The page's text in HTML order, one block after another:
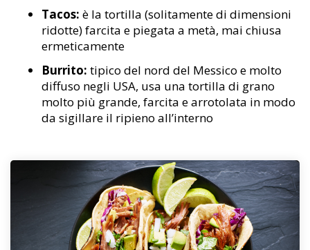
Tacos: è la tortilla (solitamente di dimensioni
ridotte) farcita e piegata a metà, mai chiusa
ermeticamente
Burrito: tipico del nord del Messico e molto
diffuso negli USA, usa una tortilla di grano
molto più grande, farcita e arrotolata in modo
da sigillare il ripieno all’interno